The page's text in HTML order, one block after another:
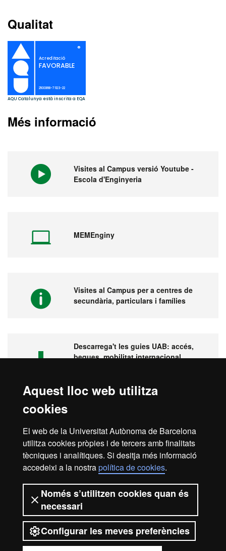
Aquest lloc web utilitza
cookies
El web de la Universitat Autònoma de Barcelona
utilitza cookies pròpies i de tercers amb finalitats
tècniques i analítiques. Si desitja més informació
accedeixi a la nostrapolítica de cookies.
Només s’utilitzen cookies quan és
necessari
Configurar les meves preferències
Qualitat
Més informació
Visites al Campus versió Youtube -
Escola d'Enginyeria
MEMEnginy
Visites al Campus per a centres de
secundària, particulars i famílies
Descarrega't les guies UAB: accés,
beques, mobilitat internacional,
Avís legal Protecció de dades
Sobre el web
Accessibilitat web
2026 Universitat Autònoma de